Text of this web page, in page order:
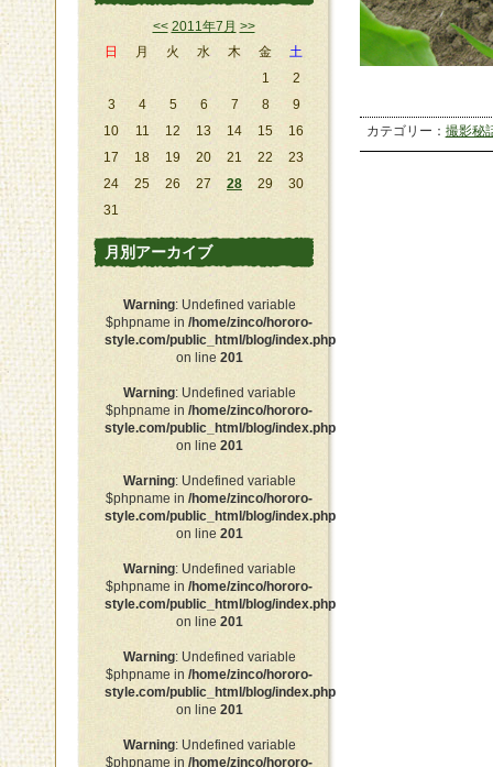
<< 2011年7月 >>
日
月 火 水 木 金
土
1
2
3
4 5 6 7 8
9
10
11 12 13 14 15
16
17
18 19 20 21 22
23
24
25 26 27 28 29
30
31
月別アーカイブ
Warning: Undefined variable
$phpname in /home/zinco/hororo-
style.com/public_html/blog/index.php
on line 201
Warning: Undefined variable
$phpname in /home/zinco/hororo-
style.com/public_html/blog/index.php
on line 201
Warning: Undefined variable
$phpname in /home/zinco/hororo-
style.com/public_html/blog/index.php
on line 201
Warning: Undefined variable
$phpname in /home/zinco/hororo-
style.com/public_html/blog/index.php
on line 201
Warning: Undefined variable
$phpname in /home/zinco/hororo-
style.com/public_html/blog/index.php
on line 201
Warning: Undefined variable
$phpname in /home/zinco/hororo-
カテゴリー： 撮影秘